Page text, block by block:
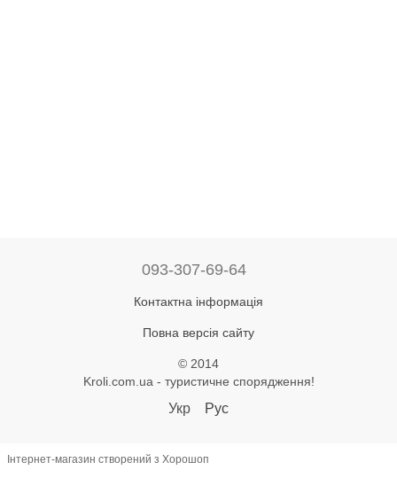
093-307-69-64
Контактна інформація
Повна версія сайту
© 2014
Kroli.com.ua - туристичне спорядження!
Укр Рус
Інтернет-магазин створений з Хорошоп